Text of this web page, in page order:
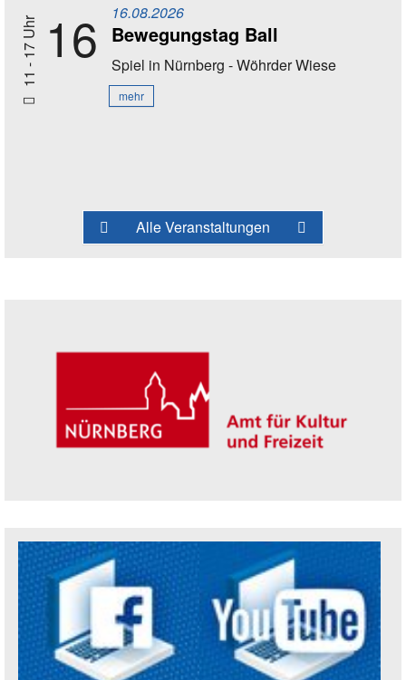
11 - 17 Uhr 16 16.08.2026
Bewegungstag Ball
Spiel in Nürnberg - Wöhrder Wiese
mehr
Alle Veranstaltungen